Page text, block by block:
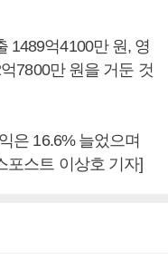
1489억4100만 원, 영
7800만 원을 거둔 것
은 16.6% 늘었으며
포스트 이상호 기자]